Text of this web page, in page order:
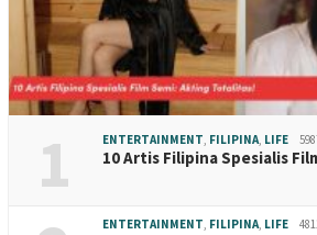
1 ENTERTAINMENT, FILIPINA, LIFE
10 Artis Filipina Spesialis
ENTERTAINMENT, FILIPINA, LIFE